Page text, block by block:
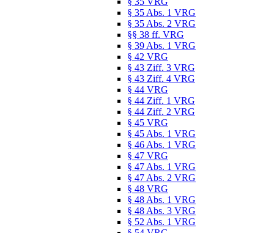
§ 35 Abs. 1 VRG
§ 35 Abs. 2 VRG
§§ 38 ff. VRG
§ 39 Abs. 1 VRG
§ 42 VRG
§ 43 Ziff. 3 VRG
§ 43 Ziff. 4 VRG
§ 44 VRG
§ 44 Ziff. 1 VRG
§ 44 Ziff. 2 VRG
§ 45 VRG
§ 45 Abs. 1 VRG
§ 46 Abs. 1 VRG
§ 47 VRG
§ 47 Abs. 1 VRG
§ 47 Abs. 2 VRG
§ 48 VRG
§ 48 Abs. 1 VRG
§ 48 Abs. 3 VRG
§ 52 Abs. 1 VRG